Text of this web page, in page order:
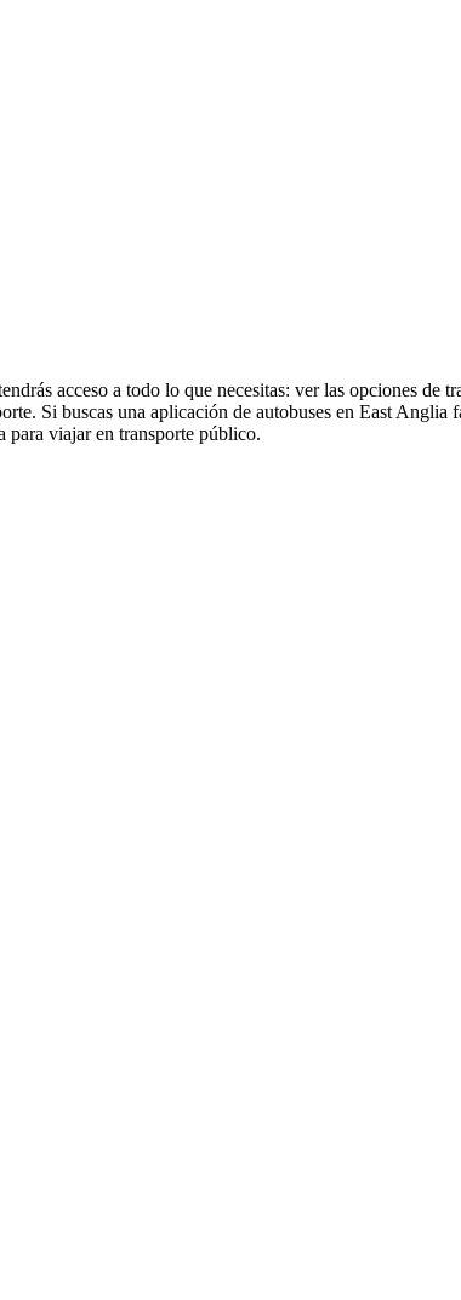
acceso a todo lo que necesitas: ver las opciones de
Si buscas una aplicación de autobuses en East
para viajar en transporte público.